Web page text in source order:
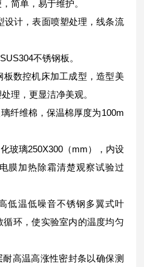
简单，易于维护。
设计，表面喷塑处理，线条流
不锈钢板。
板数控机床加工成型，造型美
理，更显洁净美观。
纤维棉，保温棉厚度为100m
玻璃250X300（mm），内设
膜加热除霜清楚观察试验过
低温低噪音不锈钢多翼式叶
环，使实验室内的温度均匀
高温高涨性密封条以确保测